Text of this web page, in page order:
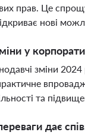
прав. Це
нові
у
зміни
та
дає